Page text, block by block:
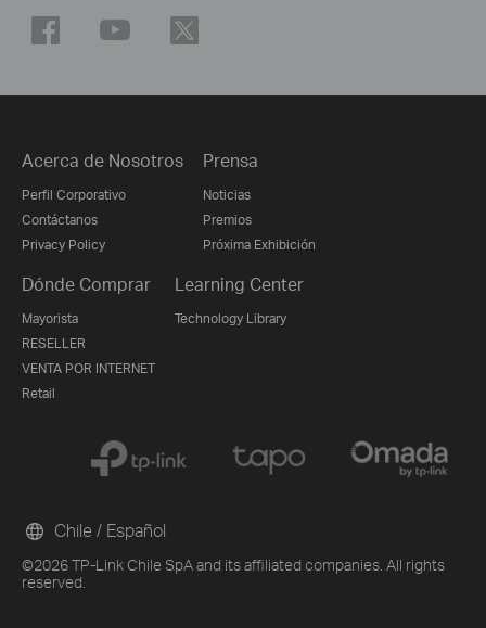
Acerca de Nosotros
Perfil Corporativo
Contáctanos
Privacy Policy
Prensa
Noticias
Premios
Próxima Exhibición
Dónde Comprar
Mayorista
RESELLER
VENTA POR INTERNET
Retail
Learning Center
Technology Library
©2026 TP-Link Chile SpA and its affiliated companies. All rights
reserved.
Chile / Español